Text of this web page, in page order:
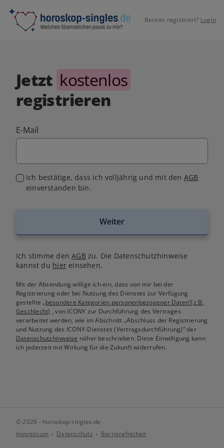
Bereits registriert? Login
Jetzt kostenlos
registrieren
E-Mail
Ich bestätige, dass ich volljährig und mit den AGB
einverstanden bin.
Weiter
Ich stimme denAGB zu. Die Datenschutzhinweise
kannst du hiereinsehen.
Mit der Absendung willige ich ein, dass von mir bei der
Registrierung oder bei Nutzung des Dienstes zur Verfügung
gestellte„besondere Kategorien personenbezogener Daten“(z.B.
Geschlecht) , von ICONY zur Durchführung des Vertrages
verarbeitet werden, wie im Abschnitt „Abschluss der Registrierung
und Nutzung des ICONY-Dienstes (Vertragsdurchführung)“ der
Datenschutzhinweise näher beschrieben. Diese Einwilligung kann
ich jederzeit mit Wirkung für die Zukunft widerrufen.
© 2026 - horoskop-singles.de
Impressum
Datenschutz Barrierefreiheit